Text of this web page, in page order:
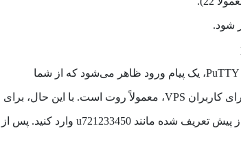
3. در این مرحله از اتصال به سرور لینوکس با PuTTY، یک پیام ورود ظاهر می‌شود که از شما
خود را وارد کنید. برای کاربران VPS، معمولاً روت است. با این حال، برای
کاربران هاست اشتراکی، باید یک نام کاربری از پیش تعریف شده مانند u721233450 وارد کنید. پس از